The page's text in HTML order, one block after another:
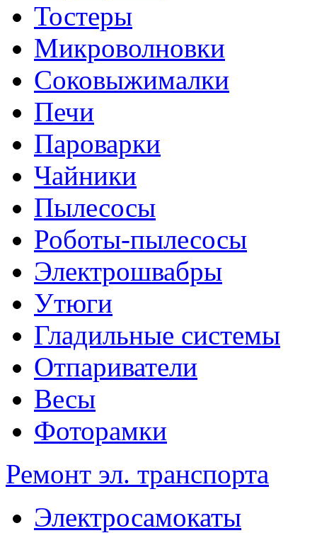
Тостеры
Микроволновки
Соковыжималки
Печи
Пароварки
Чайники
Пылесосы
Роботы-пылесосы
Электрошвабры
Утюги
Гладильные системы
Отпариватели
Весы
Фоторамки
Ремонт эл. транспорта
Электросамокаты